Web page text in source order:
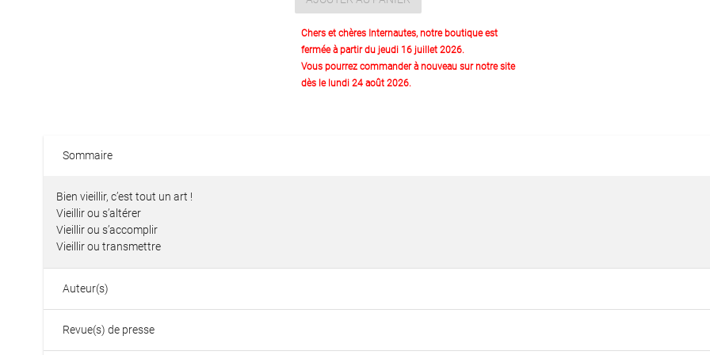
Chers et chères Internautes, notre boutique est
fermée à partir du jeudi 16 juillet 2026.
Vous pourrez commander à nouveau sur notre site
dès le lundi 24 août 2026.
Sommaire
Bien vieillir, c’est tout un art !
Vieillir ou s’altérer
Vieillir ou s’accomplir
Vieillir ou transmettre
Auteur(s)
Revue(s) de presse